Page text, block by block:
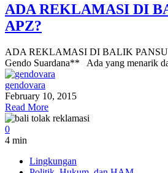
ADA REKLAMASI DI
APZ?
ADA REKLAMASI DI BALIK
Gendo Suardana** Ada yang menarik
gendovara
February 10, 2015
Read More
0
4 min
Lingkungan